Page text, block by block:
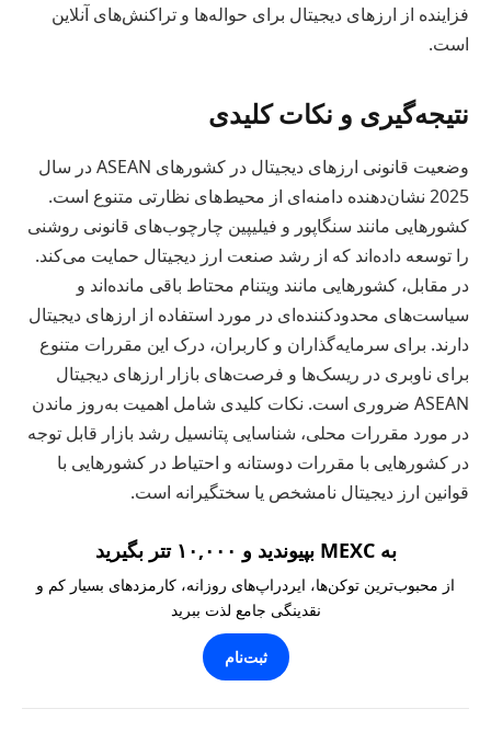
فزاینده از ارزهای دیجیتال برای حواله‌ها و تراکنش‌های آنلاین
است.
نتیجه‌گیری و نکات کلیدی
وضعیت قانونی ارزهای دیجیتال در کشورهای ASEAN در سال
2025 نشان‌دهنده دامنه‌ای از محیط‌های نظارتی متنوع است.
کشورهایی مانند سنگاپور و فیلیپین چارچوب‌های قانونی روشنی
را توسعه داده‌اند که از رشد صنعت ارز دیجیتال حمایت می‌کند.
در مقابل، کشورهایی مانند ویتنام محتاط باقی مانده‌اند و
سیاست‌های محدودکننده‌ای در مورد استفاده از ارزهای دیجیتال
دارند. برای سرمایه‌گذاران و کاربران، درک این مقررات متنوع
برای ناوبری در ریسک‌ها و فرصت‌های بازار ارزهای دیجیتال
ASEAN ضروری است. نکات کلیدی شامل اهمیت به‌روز ماندن
در مورد مقررات محلی، شناسایی پتانسیل رشد بازار قابل توجه
در کشورهایی با مقررات دوستانه و احتیاط در کشورهایی با
قوانین ارز دیجیتال نامشخص یا سختگیرانه است.
به MEXC بپیوندید و ۱۰,۰۰۰ تتر بگیرید
از محبوب‌ترین توکن‌ها، ایردراپ‌های روزانه، کارمزدهای بسیار کم و
نقدینگی جامع لذت ببرید
ثبت‌نام